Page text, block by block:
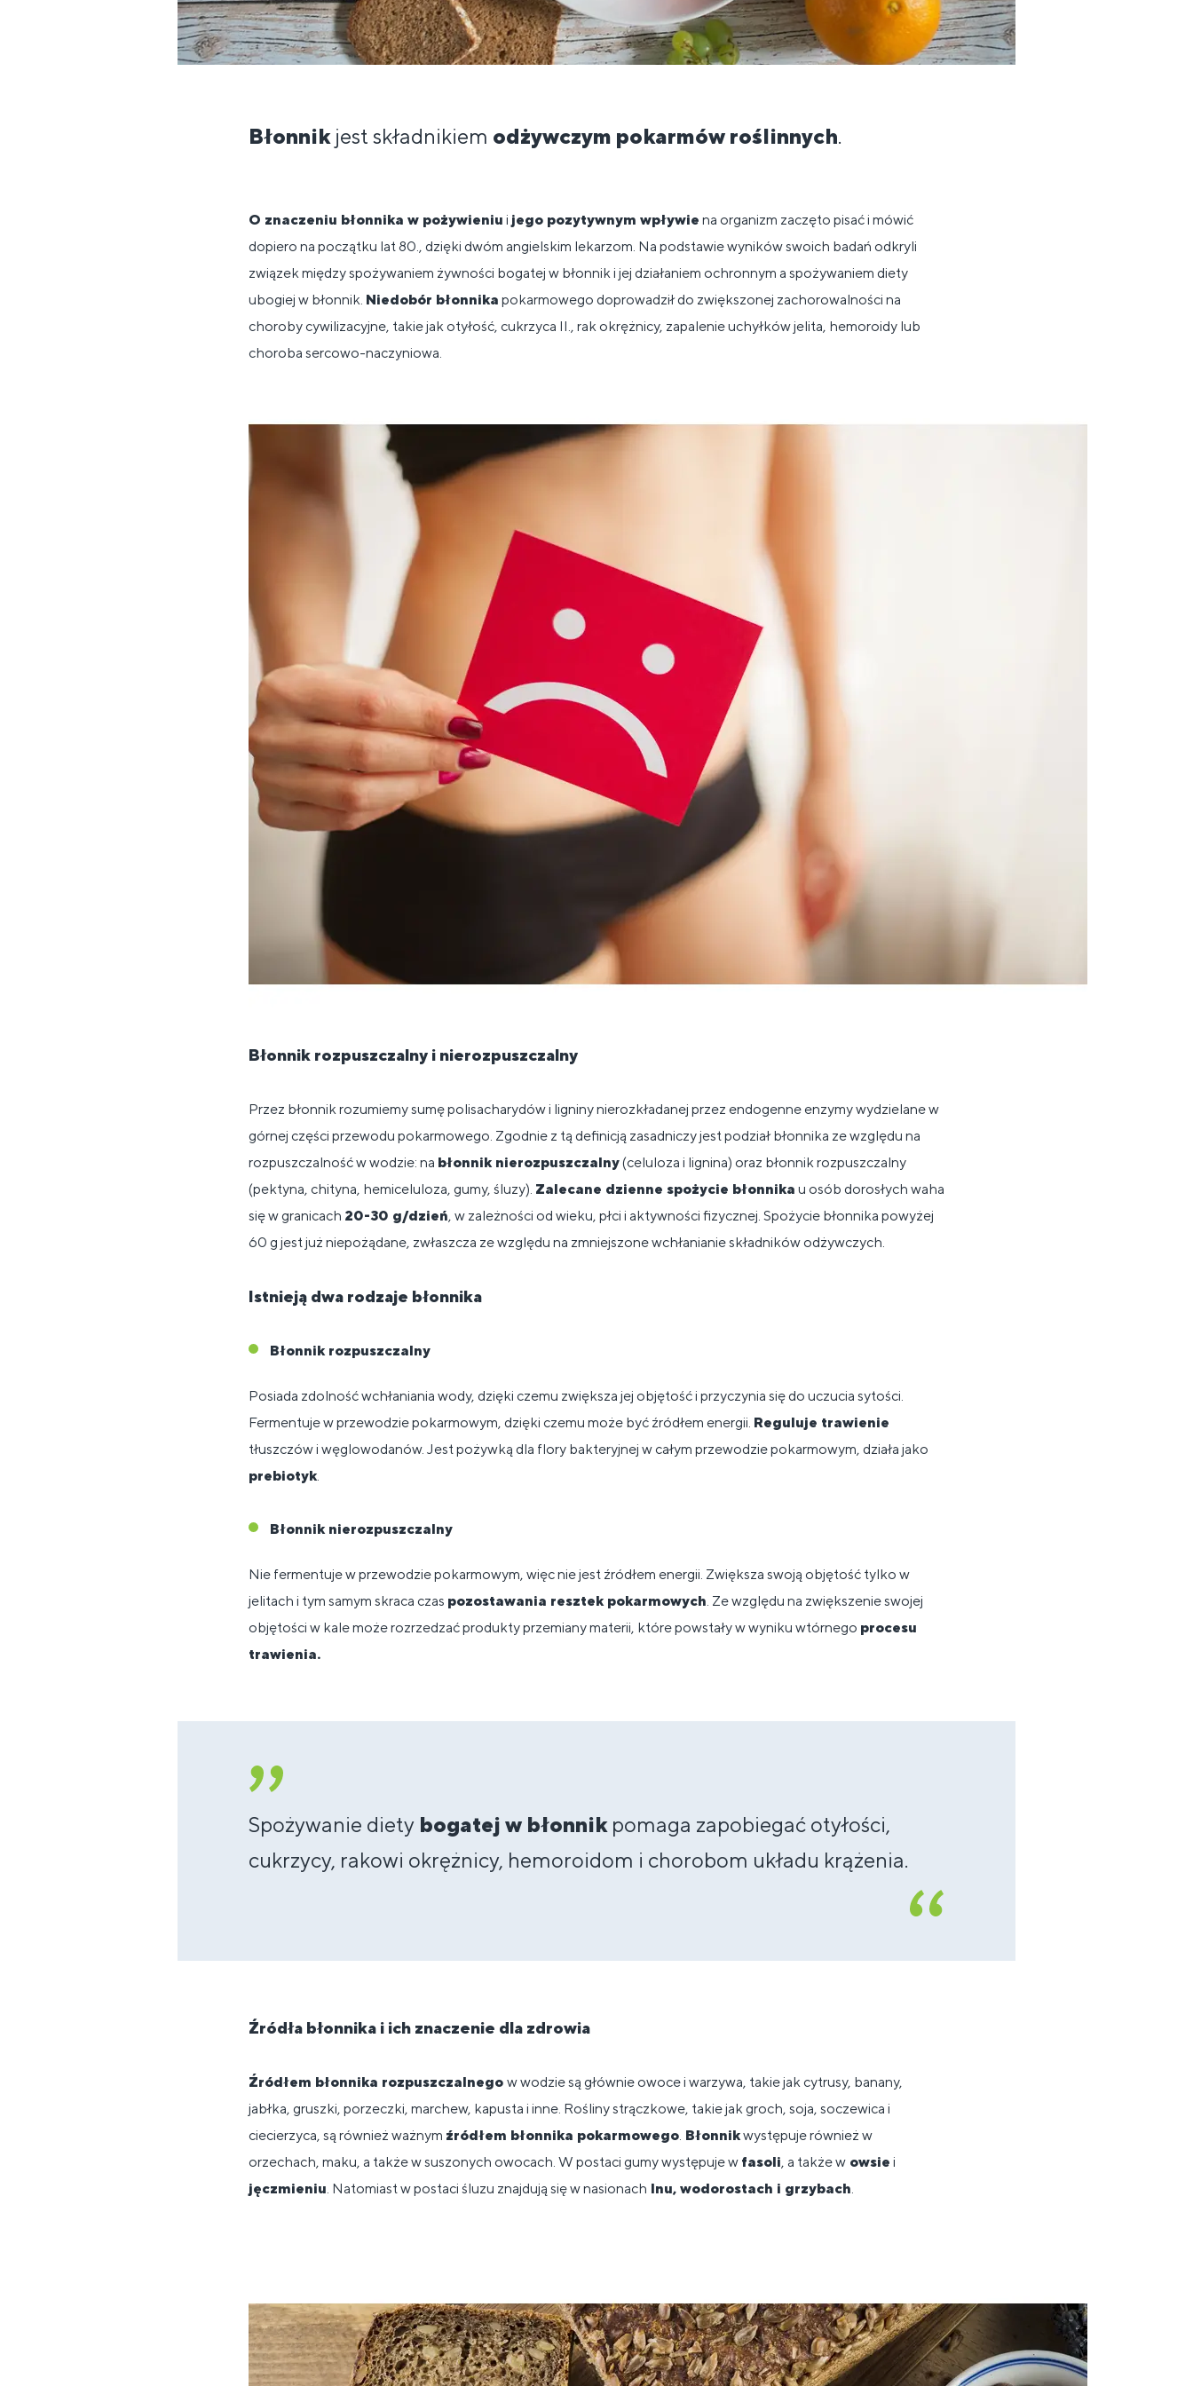
Błonnik jest składnikiem odżywczym pokarmów roślinnych.
O znaczeniu błonnika w pożywieniu i jego pozytywnym wpływie na organizm zaczęto pisać i mówić
dopiero na początku lat 80., dzięki dwóm angielskim lekarzom. Na podstawie wyników swoich badań odkryli
związek między spożywaniem żywności bogatej w błonnik i jej działaniem ochronnym a spożywaniem diety
ubogiej w błonnik. Niedobór błonnika pokarmowego doprowadził do zwiększonej zachorowalności na
choroby cywilizacyjne, takie jak otyłość, cukrzyca II., rak okrężnicy, zapalenie uchyłków jelita, hemoroidy lub
choroba sercowo-naczyniowa.
Błonnik rozpuszczalny i nierozpuszczalny
Przez błonnik rozumiemy sumę polisacharydów i ligniny nierozkładanej przez endogenne enzymy wydzielane w
górnej części przewodu pokarmowego. Zgodnie z tą definicją zasadniczy jest podział błonnika ze względu na
rozpuszczalność w wodzie: na błonnik nierozpuszczalny(celuloza i lignina) oraz błonnik rozpuszczalny
(pektyna, chityna, hemiceluloza, gumy, śluzy). Zalecane dzienne spożycie błonnika u osób dorosłych waha
się w granicach 20-30 g/dzień, w zależności od wieku, płci i aktywności fizycznej. Spożycie błonnika powyżej
60 g jest już niepożądane, zwłaszcza ze względu na zmniejszone wchłanianie składników odżywczych.
Istnieją dwa rodzaje błonnika
Błonnik rozpuszczalny
Posiada zdolność wchłaniania wody, dzięki czemu zwiększa jej objętość i przyczynia się do uczucia sytości.
Fermentuje w przewodzie pokarmowym, dzięki czemu może być źródłem energii. Reguluje trawienie
tłuszczów i węglowodanów. Jest pożywką dla flory bakteryjnej w całym przewodzie pokarmowym, działa jako
prebiotyk.
Błonnik nierozpuszczalny
Nie fermentuje w przewodzie pokarmowym, więc nie jest źródłem energii. Zwiększa swoją objętość tylko w
jelitach i tym samym skraca czas pozostawania resztek pokarmowych. Ze względu na zwiększenie swojej
objętości w kale może rozrzedzać produkty przemiany materii, które powstały w wyniku wtórnego procesu
trawienia.
Spożywanie diety bogatej w błonnikpomaga zapobiegać otyłości,
cukrzycy, rakowi okrężnicy, hemoroidom i chorobom układu krążenia.
Źródła błonnika i ich znaczenie dla zdrowia
Źródłem błonnika rozpuszczalnego w wodzie są głównie owoce i warzywa, takie jak cytrusy, banany,
jabłka, gruszki, porzeczki, marchew, kapusta i inne. Rośliny strączkowe, takie jak groch, soja, soczewica i
ciecierzyca, są również ważnym źródłem błonnika pokarmowego. Błonnikwystępuje również w
orzechach, maku, a także w suszonych owocach. W postaci gumy występuje w fasoli, a także wowsie i
jęczmieniu. Natomiast w postaci śluzu znajdują się w nasionach lnu, wodorostach i grzybach.